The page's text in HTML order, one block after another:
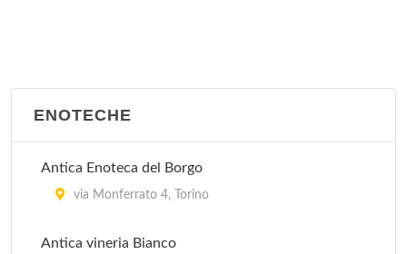
ENOTECHE
Antica Enoteca del Borgo
via Monferrato 4, Torino
Antica vineria Bianco